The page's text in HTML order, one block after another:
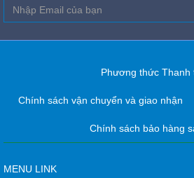
Phương thức Thanh
Chính sách vận chuyển và giao nhận
Chính sách bảo hàng
MENU LINK